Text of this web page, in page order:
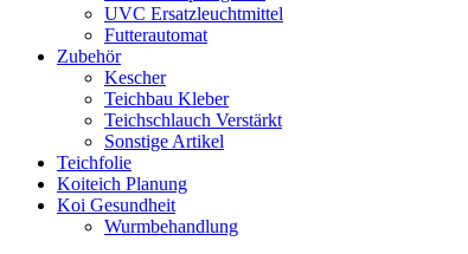
UVC Ersatzleuchtmittel
Futterautomat
Zubehör
Kescher
Teichbau Kleber
Teichschlauch Verstärkt
Sonstige Artikel
Teichfolie
Koiteich Planung
Koi Gesundheit
Wurmbehandlung